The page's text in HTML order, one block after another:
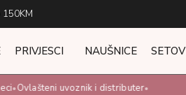
PRIVJESCI NAUŠNICE
•Ovlašteni uvoznik i distributer•